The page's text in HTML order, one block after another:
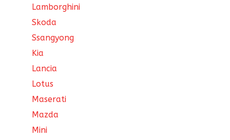
Lamborghini
Skoda
Ssangyong
Kia
Lancia
Lotus
Maserati
Mazda
Mini